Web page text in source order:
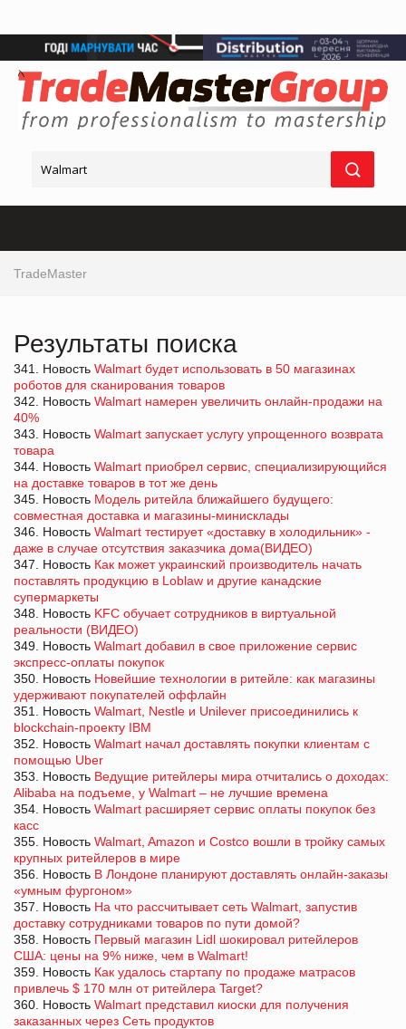
TradeMaster
Результаты поиска
341. Новость Walmart будет использовать в 50 магазинах
роботов для сканирования товаров
342. Новость Walmart намерен увеличить онлайн-продажи на
40%
343. Новость Walmart запускает услугу упрощенного возврата
товара
344. Новость Walmart приобрел сервис, специализирующийся
на доставке товаров в тот же день
345. Новость Модель ритейла ближайшего будущего:
совместная доставка и магазины-минисклады
346. Новость Walmart тестирует «доставку в холодильник» -
даже в случае отсутствия заказчика дома(ВИДЕО)
347. Новость Как может украинский производитель начать
поставлять продукцию в Loblaw и другие канадские
супермаркеты
348. Новость KFC обучает сотрудников в виртуальной
реальности (ВИДЕО)
349. Новость Walmart добавил в свое приложение сервис
экспресс-оплаты покупок
350. Новость Новейшие технологии в ритейле: как магазины
удерживают покупателей оффлайн
351. Новость Walmart, Nestle и Unilever присоединились к
blockchain-проекту IBM
352. Новость Walmart начал доставлять покупки клиентам с
помощью Uber
353. Новость Ведущие ритейлеры мира отчитались о доходах:
Alibaba на подъеме, у Walmart – не лучшие времена
354. Новость Walmart расширяет сервис оплаты покупок без
касс
355. Новость Walmart, Amazon и Costco вошли в тройку самых
крупных ритейлеров в мире
356. Новость В Лондоне планируют доставлять онлайн-заказы
«умным фургоном»
357. Новость На что рассчитывает сеть Walmart, запустив
доставку сотрудниками товаров по пути домой?
358. Новость Первый магазин Lidl шокировал ритейлеров
США: цены на 9% ниже, чем в Walmart!
359. Новость Как удалось стартапу по продаже матрасов
привлечь $ 170 млн от ритейлера Target?
360. Новость Walmart представил киоски для получения
заказанных через Сеть продуктов